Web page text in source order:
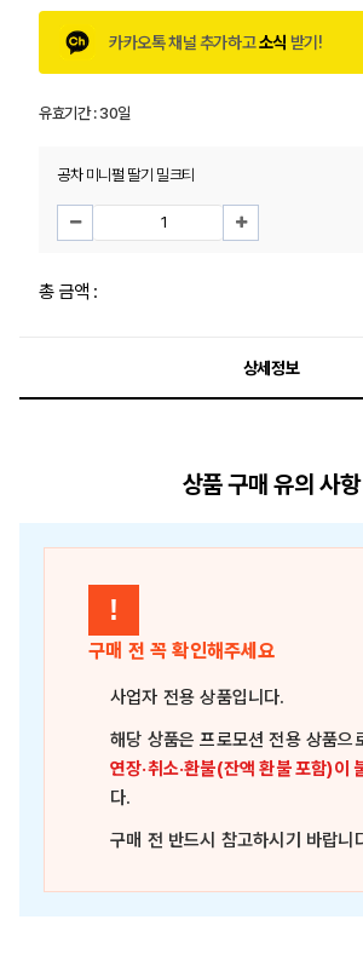
카카오톡 채널 추가하고소식 받기!
유효기간 :30일
공차 미니펄 딸기 밀크티
총 금액 :
상세정보
상품 구매 유의 사항
!
구매 전 꼭 확인해주세요
사업자 전용 상품입니다.
해당 상품은프로모션 전용 상품으
연장·취소·환불(잔액 환불 포함)이
다.
구매 전 반드시 참고하시기 바랍니